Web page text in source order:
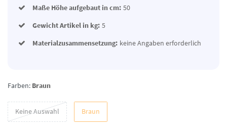
Maße Höhe aufgebaut in cm: 50
Gewicht Artikel in kg: 5
Materialzusammensetzung: keine Angaben erforderlich
Farben: Braun
Keine Auswahl Braun